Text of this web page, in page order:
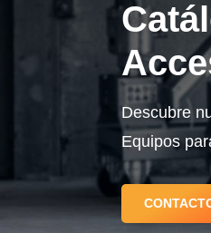
Descubre
Equipos